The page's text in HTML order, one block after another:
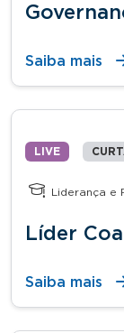
Saiba mais
LIVE
Liderança e
Líder
Saiba mais